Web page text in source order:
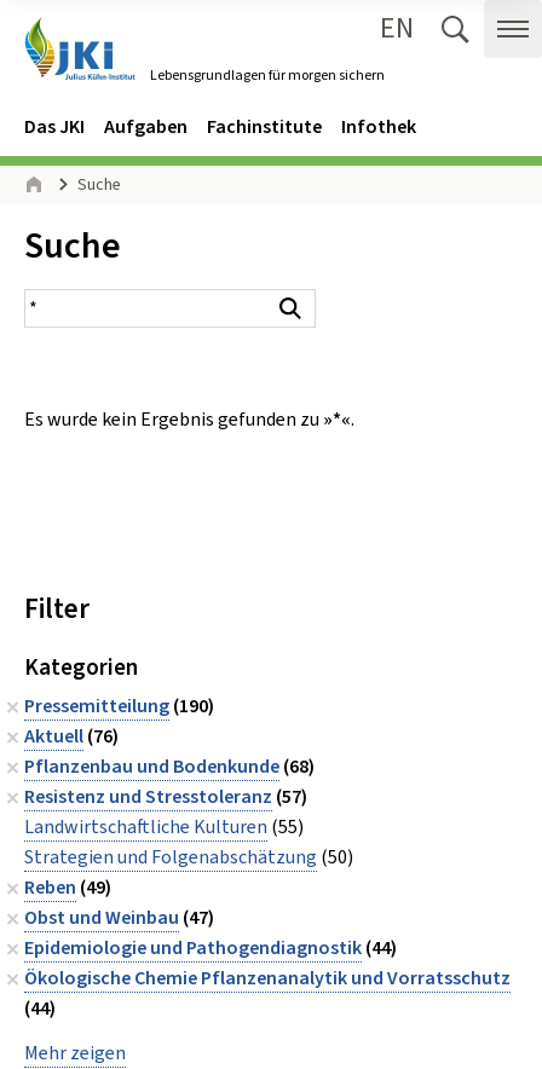
Lebensgrundlagen für morgen sichern
EN
Navigation
Hauptmenü
Das JKI Aufgaben Fachinstitute Infothek
Seitenpfad
Suche
Inhalt:
Suche
Suchergebnis
Es wurde kein Ergebnis gefunden zu »*«.
Filter
Kategorien
Pressemitteilung(190)
Aktuell(76)
Pflanzenbau und Bodenkunde(68)
Resistenz und Stresstoleranz (57)
Landwirtschaftliche Kulturen (55)
Strategien und Folgenabschätzung (50)
Reben (49)
Obst und Weinbau (47)
Epidemiologie und Pathogendiagnostik(44)
Ökologische Chemie Pflanzenanalytik und Vorratsschutz
(44)
Mehr zeigen